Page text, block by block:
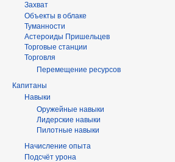
Захват
Объекты в облаке
Туманности
Астероиды Пришельцев
Торговые станции
Торговля
Перемещение ресурсов
Капитаны
Навыки
Оружейные навыки
Лидерские навыки
Пилотные навыки
Начисление опыта
Подсчёт урона